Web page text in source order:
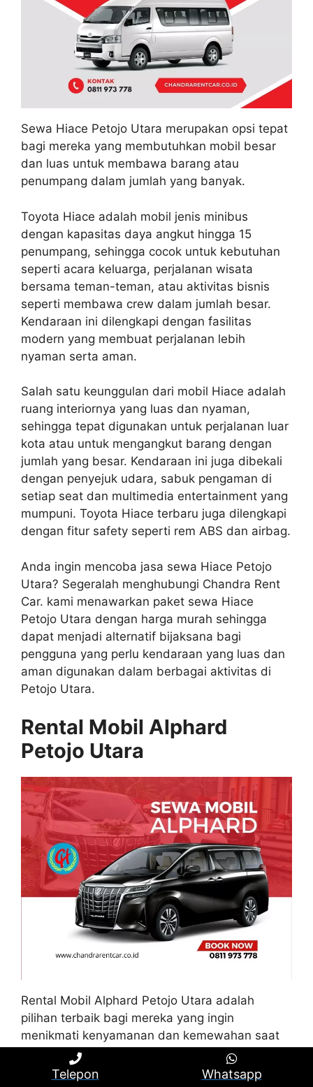
Sewa Hiace Petojo Utara merupakan opsi tepat
bagi mereka yang membutuhkan mobil besar
dan luas untuk membawa barang atau
penumpang dalam jumlah yang banyak.
Toyota Hiace adalah mobil jenis minibus
dengan kapasitas daya angkut hingga 15
penumpang, sehingga cocok untuk kebutuhan
seperti acara keluarga, perjalanan wisata
bersama teman-teman, atau aktivitas bisnis
seperti membawa crew dalam jumlah besar.
Kendaraan ini dilengkapi dengan fasilitas
modern yang membuat perjalanan lebih
nyaman serta aman.
Salah satu keunggulan dari mobil Hiace adalah
ruang interiornya yang luas dan nyaman,
sehingga tepat digunakan untuk perjalanan luar
kota atau untuk mengangkut barang dengan
jumlah yang besar. Kendaraan ini juga dibekali
dengan penyejuk udara, sabuk pengaman di
setiap seat dan multimedia entertainment yang
mumpuni. Toyota Hiace terbaru juga dilengkapi
dengan fitur safety seperti rem ABS dan airbag.
Anda ingin mencoba jasa sewa Hiace Petojo
Utara? Segeralah menghubungi Chandra Rent
Car. kami menawarkan paket sewa Hiace
Petojo Utara dengan harga murah sehingga
dapat menjadi alternatif bijaksana bagi
pengguna yang perlu kendaraan yang luas dan
aman digunakan dalam berbagai aktivitas di
Petojo Utara.
Rental Mobil Alphard
Petojo Utara
Rental Mobil Alphard Petojo Utara adalah
pilihan terbaik bagi mereka yang ingin
menikmati kenyamanan dan kemewahan saat
berpergian di Petojo Utara. Mobil ini
menawarkan fasilitas istimewa yang
Telepon Whatsapp